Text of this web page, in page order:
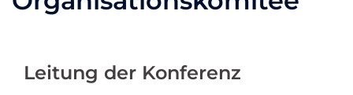
Leitung der Konferenz